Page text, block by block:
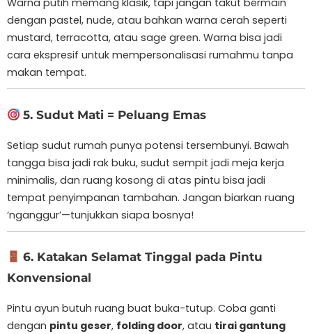
Warna putih memang klasik, tapi jangan takut bermain
dengan pastel, nude, atau bahkan warna cerah seperti
mustard, terracotta, atau sage green. Warna bisa jadi
cara ekspresif untuk mempersonalisasi rumahmu tanpa
makan tempat.
5. Sudut Mati = Peluang Emas
Setiap sudut rumah punya potensi tersembunyi. Bawah
tangga bisa jadi rak buku, sudut sempit jadi meja kerja
minimalis, dan ruang kosong di atas pintu bisa jadi
tempat penyimpanan tambahan. Jangan biarkan ruang
‘nganggur’—tunjukkan siapa bosnya!
6. Katakan Selamat Tinggal pada Pintu
Konvensional
Pintu ayun butuh ruang buat buka-tutup. Coba ganti
dengan pintu geser, folding door, atau tirai gantung